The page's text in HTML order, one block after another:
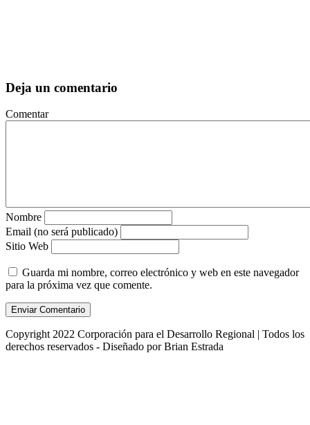
Deja un comentario
Comentar
Nombre
Email (no será publicado)
Sitio Web
Guarda mi nombre, correo electrónico y web en este navegador
para la próxima vez que comente.
Copyright 2022 Corporación para el Desarrollo Regional | Todos los
derechos reservados - Diseñado por Brian Estrada